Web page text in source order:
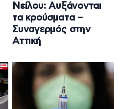
Νείλου: Αυξάνονται
τα κρούσματα –
Συναγερμός στην
Αττική